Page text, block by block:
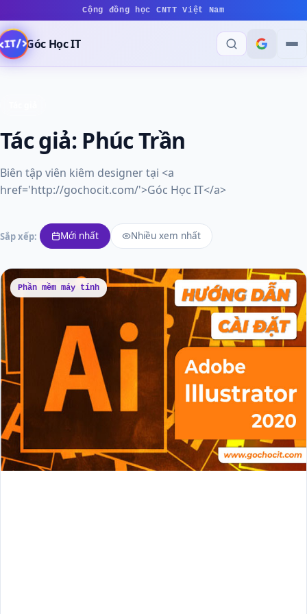
Cộng đồng học CNTT Việt Nam
Góc Học IT
Tác giả: Phúc Trần
Biên tập viên kiêm designer tại <a
href='http://gochocit.com/'>Góc Học IT</a>
Sắp xếp: Mới nhất Nhiều xem nhất
Phần mềm máy tính